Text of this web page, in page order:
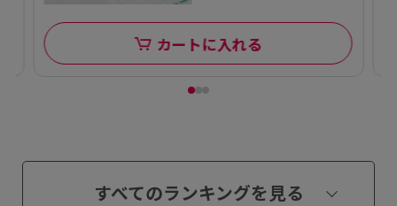
カートに入れる
すべてのランキングを見る